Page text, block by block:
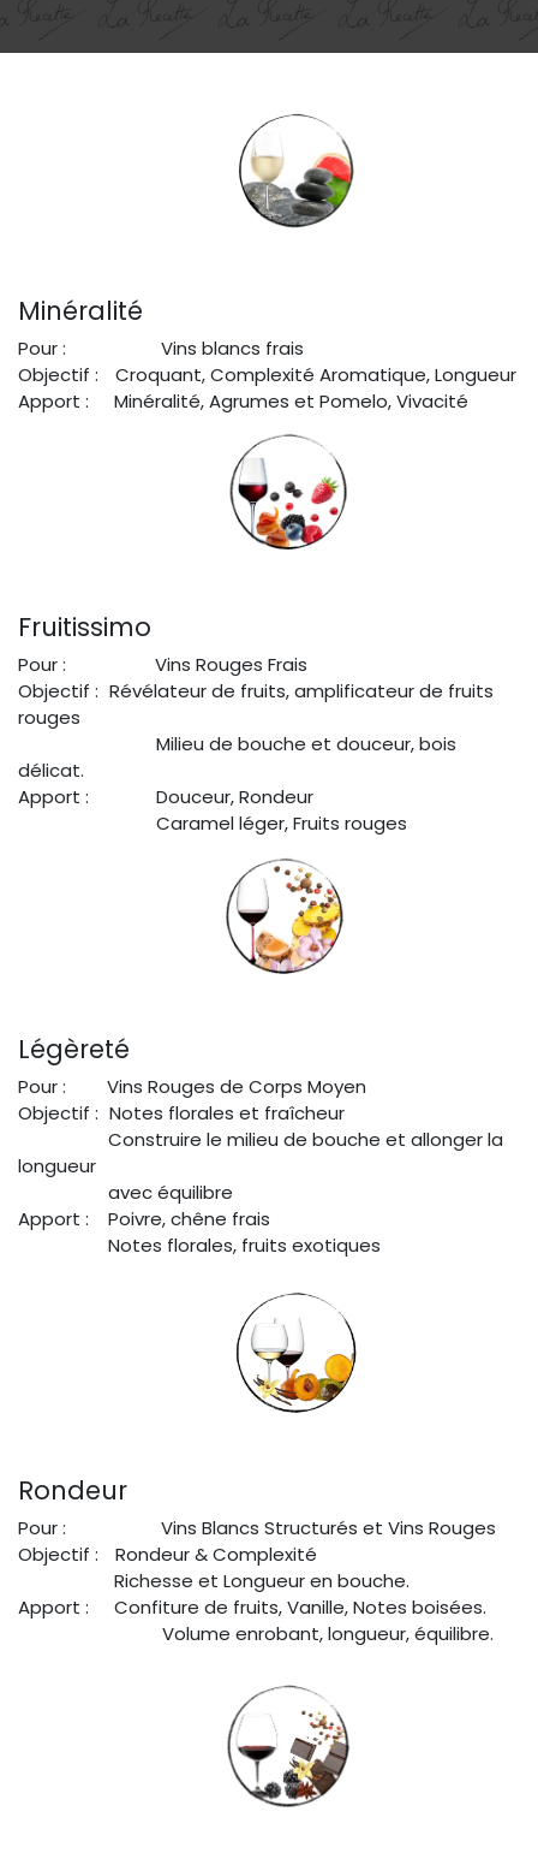
Minéralité
Pour :
​Vins blancs frais
Objectif :
Croquant, Complexité Aromatique, Longueur
Apport :
Minéralité, Agrumes et Pomelo, Vivacité
Fruitissimo
Pour :
​Vins Rouges Frais
Objectif : Révélateur de fruits, amplificateur de fruits
rouges
​Milieu de bouche et douceur, bois
délicat.
Apport :
​Douceur, Rondeur
Caramel léger, Fruits rouges
Légèreté
Pour :
Vins Rouges de Corps Moyen
Objectif : Notes florales et fraîcheur
Construire le milieu de bouche et allonger la
longueur
avec équilibre
Apport :
Poivre, chêne frais
Notes florales, fruits exotiques
Rondeur
Pour :
​Vins Blancs Structurés et Vins Rouges
Objectif :
Rondeur & Complexité
Richesse et Longueur en bouche.
Apport :
Confiture de fruits, Vanille, Notes boisées.
​Volume enrobant, longueur, équilibre.